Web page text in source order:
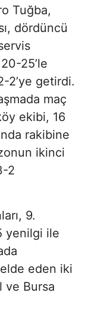
Tuğba,
dördüncü
25’le
2’ye getirdi.
maç
ekibi, 16
rakibine
ikinci
2
9.
yenilgi ile
eden iki
ve Bursa